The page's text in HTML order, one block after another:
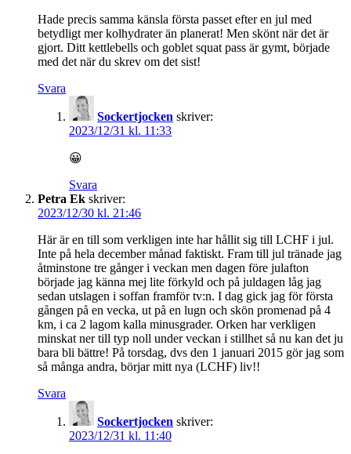
Hade precis samma känsla första passet efter en jul med
betydligt mer kolhydrater än planerat! Men skönt när det är
gjort. Ditt kettlebells och goblet squat pass är gymt, började
med det när du skrev om det sist!
Svara
Sockertjocken skriver:
2023/12/31 kl. 11:33
😀
Svara
Petra Ek skriver:
2023/12/30 kl. 21:46
Här är en till som verkligen inte har hållit sig till LCHF i jul.
Inte på hela december månad faktiskt. Fram till jul tränade jag
åtminstone tre gånger i veckan men dagen före julafton
började jag känna mej lite förkyld och på juldagen låg jag
sedan utslagen i soffan framför tv:n. I dag gick jag för första
gången på en vecka, ut på en lugn och skön promenad på 4
km, i ca 2 lagom kalla minusgrader. Orken har verkligen
minskat ner till typ noll under veckan i stillhet så nu kan det ju
bara bli bättre! På torsdag, dvs den 1 januari 2015 gör jag som
så många andra, börjar mitt nya (LCHF) liv!!
Svara
Sockertjocken skriver:
2023/12/31 kl. 11:40